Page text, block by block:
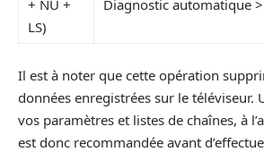
+ NU +
LS)
Diagnostic automatique
Il est à noter que cette opération
données enregistrées sur le téléviseur.
vos paramètres et listes de chaînes, à
est donc recommandée avant